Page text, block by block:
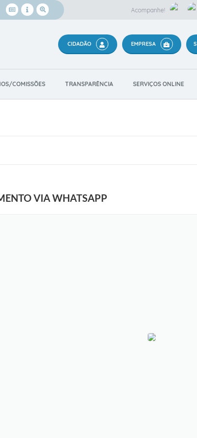
Acompanhe!
CIDADÃO EMPRESA
COMISSÕES TRANSPARÊNCIA SERVIÇOS ONLINE
VIA WHATSAPP